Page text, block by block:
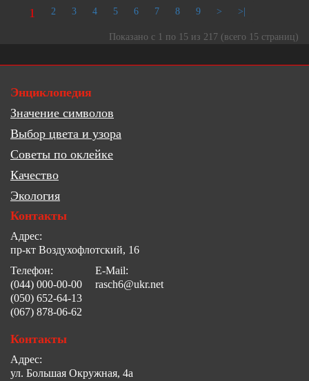
1 2 3 4 5 6 7 8 9 > >|
Показано с 1 по 15 из 217 (всего 15 страниц)
Энциклопедия
Значение символов
Выбор цвета и узора
Советы по оклейке
Качество
Экология
Контакты
Адрес:
пр-кт Воздухофлотский, 16
Телефон:
(044) 000-00-00
(050) 652-64-13
(067) 878-06-62
E-Mail:
rasch6@ukr.net
Контакты
Адрес:
ул. Большая Окружная, 4а